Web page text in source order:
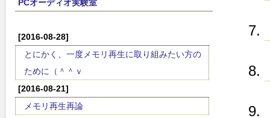
PCオーディオ実験室
[2016-08-28]
とにかく、一度メモリ再生に取り組みたい方の
ために（＾＾ｖ
[2016-08-21]
メモリ再生再論